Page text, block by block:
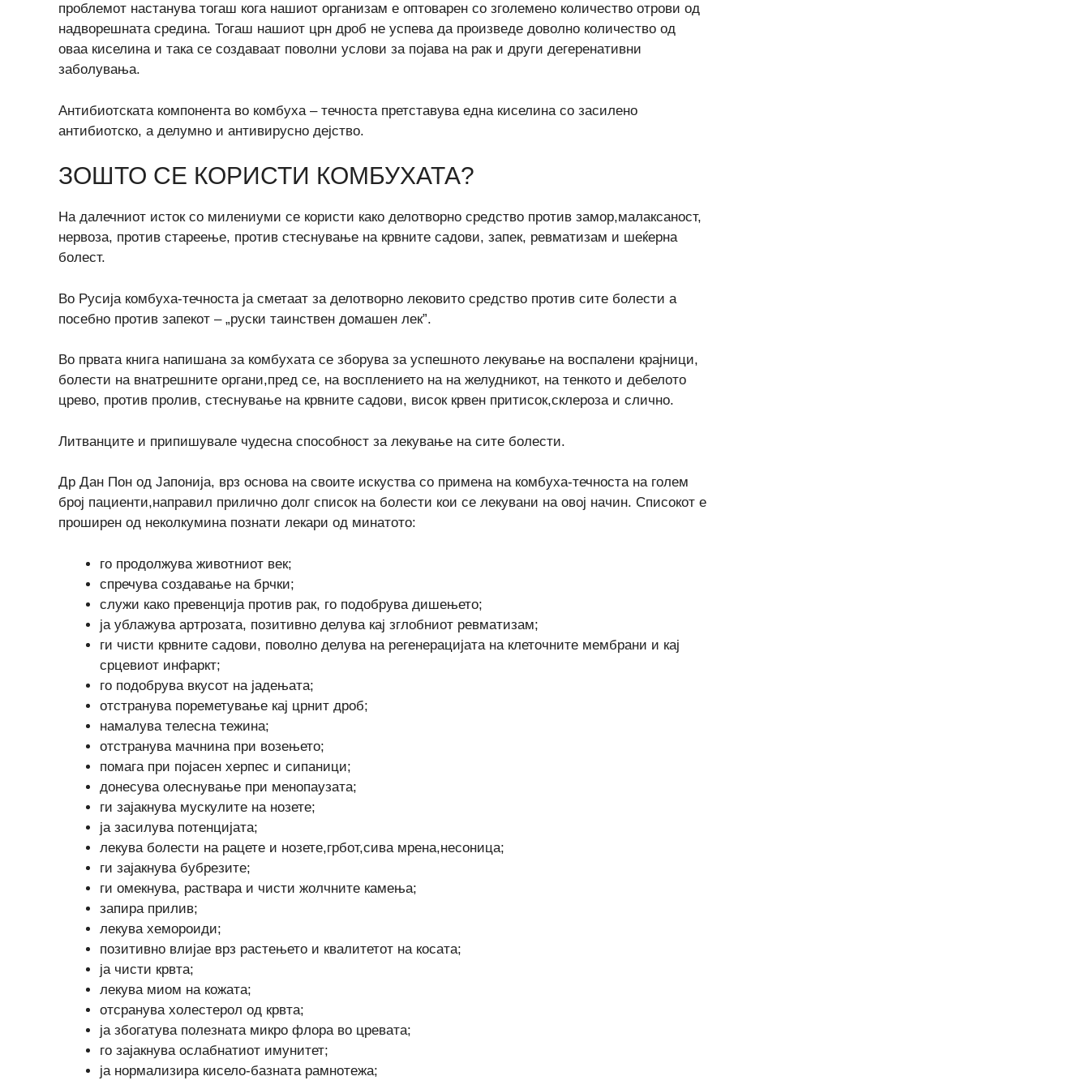
проблемот настанува тогаш кога нашиот организам е оптоварен со зголемено количество отрови од
надворешната средина. Тогаш нашиот црн дроб не успева да произведе доволно количество од
оваа киселина и така се создаваат поволни услови за појава на рак и други дегеренативни
заболувања.
Антибиотската компонента во комбуха – течноста претставува една киселина со засилено
антибиотско, а делумно и антивирусно дејство.
ЗОШТО СЕ КОРИСТИ КОМБУХАТА?
На далечниот исток со милениуми се користи како делотворно средство против замор,малаксаност,
нервоза, против стареење, против стеснување на крвните садови, запек, ревматизам и шеќерна
болест.
Во Русија комбуха-течноста ја сметаат за делотворно лековито средство против сите болести а
посебно против запекот – „руски таинствен домашен лек”.
Во првата книга напишана за комбухата се зборува за успешното лекување на воспалени крајници,
болести на внатрешните органи,пред се, на восплението на на желудникот, на тенкото и дебелото
црево, против пролив, стеснување на крвните садови, висок крвен притисок,склероза и слично.
Литванците и припишувале чудесна способност за лекување на сите болести.
Др Дан Пон од Јапонија, врз основа на своите искуства со примена на комбуха-течноста на голем
број пациенти,направил прилично долг список на болести кои се лекувани на овој начин. Списокот е
проширен од неколкумина познати лекари од минатото:
го продолжува животниот век;
спречува создавање на брчки;
служи како превенција против рак, го подобрува дишењето;
ја ублажува артрозата, позитивно делува кај зглобниот ревматизам;
ги чисти крвните садови, поволно делува на регенерацијата на клеточните мембрани и кај
срцевиот инфаркт;
го подобрува вкусот на јадењата;
отстранува пореметување кај црнит дроб;
намалува телесна тежина;
отстранува мачнина при возењето;
помага при појасен херпес и сипаници;
донесува олеснување при менопаузата;
ги зајакнува мускулите на нозете;
ја засилува потенцијата;
лекува болести на рацете и нозете,грбот,сива мрена,несоница;
ги зајакнува бубрезите;
ги омекнува, раствара и чисти жолчните камења;
запира прилив;
лекува хемороиди;
позитивно влијае врз растењето и квалитетот на косата;
ја чисти крвта;
лекува миом на кожата;
отсранува холестерол од крвта;
ја збогатува полезната микро флора во цревата;
го зајакнува ослабнатиот имунитет;
ја нормализира кисело-базната рамнотежа;